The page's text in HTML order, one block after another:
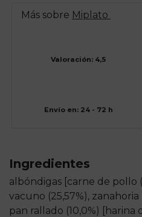
Más sobre Miplato
Valoración: 4,5
Envío en: 24 - 72 h
Ingredientes
albóndigas [carne de pollo
vacuno (25,57%), zanahoria
pan rallado (10,0%) [harina